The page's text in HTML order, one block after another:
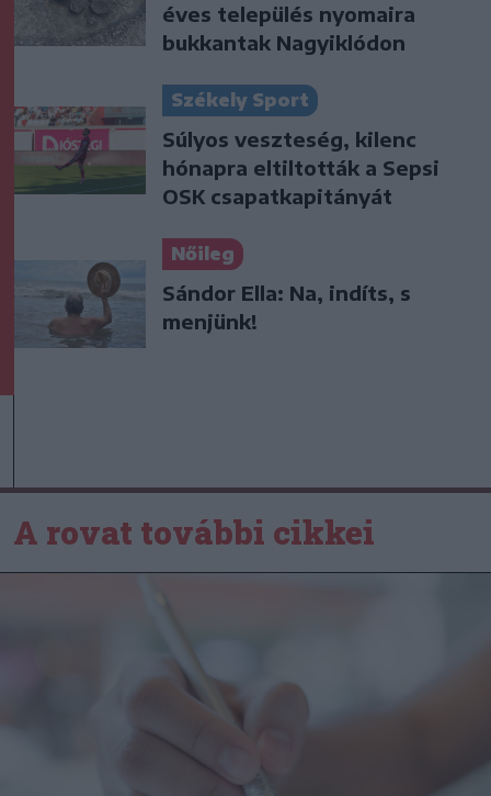
éves település nyomaira
bukkantak Nagyiklódon
Székely Sport
Súlyos veszteség, kilenc
hónapra eltiltották a Sepsi
OSK csapatkapitányát
Nőileg
Sándor Ella: Na, indíts, s
menjünk!
A rovat további cikkei